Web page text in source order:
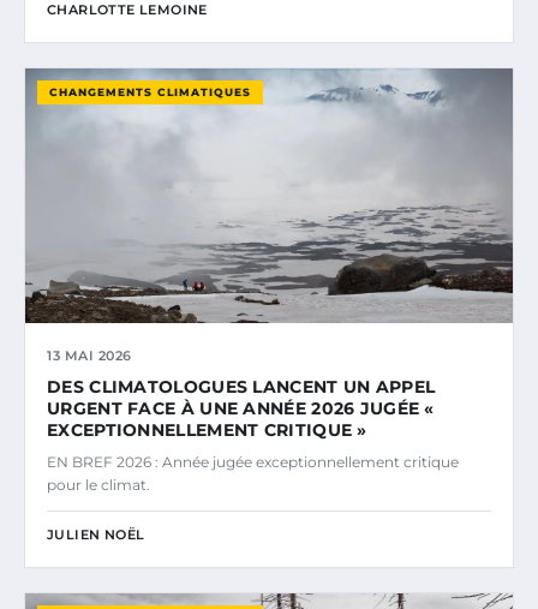
CHARLOTTE LEMOINE
CHANGEMENTS CLIMATIQUES
13 MAI 2026
DES CLIMATOLOGUES LANCENT UN APPEL
URGENT FACE À UNE ANNÉE 2026 JUGÉE «
EXCEPTIONNELLEMENT CRITIQUE »
EN BREF 2026 : Année jugée exceptionnellement critique
pour le climat.
JULIEN NOËL